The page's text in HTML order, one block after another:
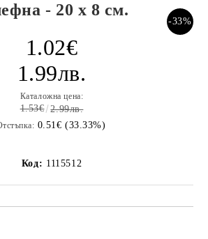
- 20 х 8 см.
-33%
1.02€
1.99лв.
Каталожна цена:
1.53€ 2.99лв.
0.51€ (33.33%)
Код: 1115512